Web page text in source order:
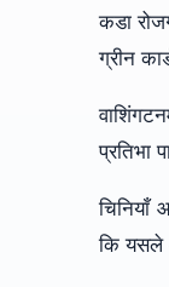
कडा
ग्रीन
प्रतिभा
चिनियाँ
कि यसले